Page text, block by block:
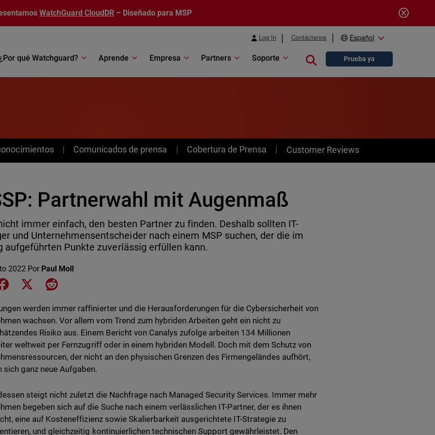
WatchGuard CloudDR – Diseñado para MSP
Log In Contáctenos Español
qué Watchguard? Aprende Empresa Partners Soporte Close searchPrueba ya
Comunicados de prensa Cobertura de Prensa Customer Reviews
Partnerwahl mit Augenmaß
immer einfach, den besten Partner zu finden. Deshalb sollten IT-
und Unternehmensentscheider nach einem MSP suchen, der die im
aufgeführten Punkte zuverlässig erfüllen kann.
2022 Por Paul Moll
on LinkedIn
Share on Facebook
Share on XShare on Reddit
werden immer raffinierter und die Herausforderungen für die Cybersicherheit von
wachsen. Vor allem vom Trend zum hybriden Arbeiten geht ein nicht zu
Risiko aus. Einem Bericht von Canalys zufolge arbeiten 134 Millionen
weltweit per Fernzugriff oder in einem hybriden Modell. Doch mit dem Schutz von
der nicht an den physischen Grenzen des Firmengeländes aufhört,
sich ganz neue Aufgaben.
steigt nicht zuletzt die Nachfrage nach Managed Security Services. Immer mehr
begeben sich auf die Suche nach einem verlässlichen IT-Partner, der es ihnen
eine auf Kosteneffizienz sowie Skalierbarkeit ausgerichtete IT-Strategie zu
und gleichzeitig kontinuierlichen technischen Support gewährleistet. Den